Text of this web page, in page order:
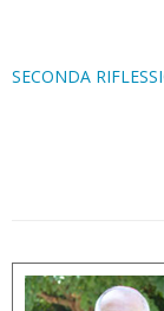
SECONDA